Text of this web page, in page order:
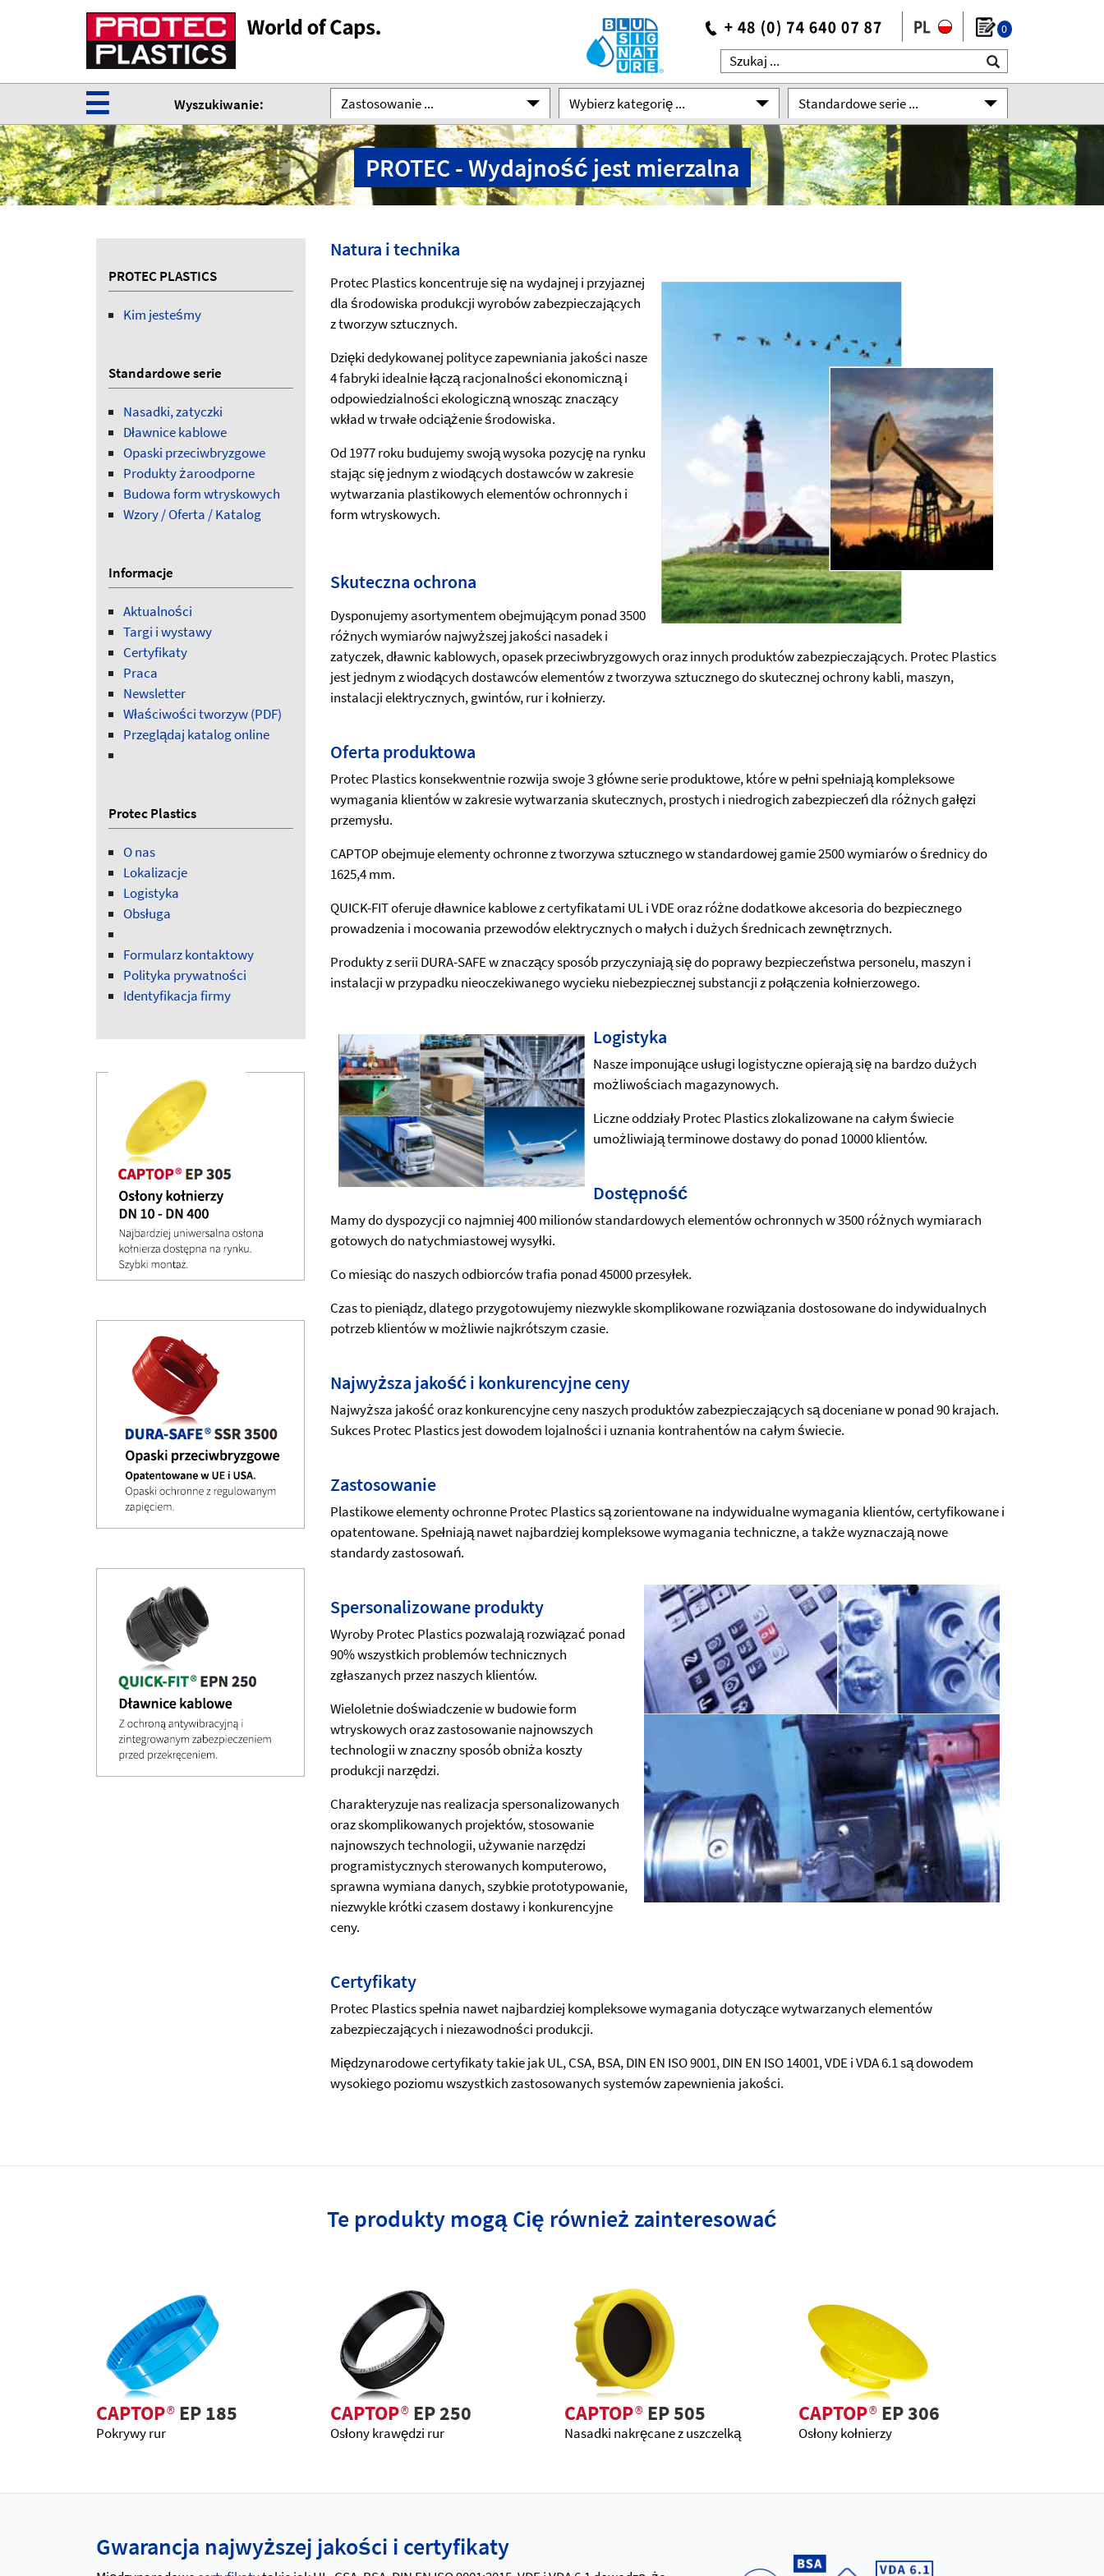
0
☰ Wyszukiwanie: Zastosowanie ... Wybierz kategorię ... Standardowe serie ...
PROTEC - Wydajność jest mierzalna
PROTEC PLASTICS
Kim jesteśmy
Standardowe serie
Nasadki, zatyczki
Dławnice kablowe
Opaski przeciwbryzgowe
Produkty żaroodporne
Budowa form wtryskowych
Wzory / Oferta / Katalog
Informacje
Aktualności
Targi i wystawy
Certyfikaty
Praca
Newsletter
Właściwości tworzyw (PDF)
Przeglądaj katalog online
Protec Plastics
O nas
Lokalizacje
Logistyka
Obsługa
Formularz kontaktowy
Polityka prywatności
Identyfikacja firmy
Natura i technika
Protec Plastics koncentruje się na wydajnej i przyjaznej
dla środowiska produkcji wyrobów zabezpieczających
z tworzyw sztucznych.
Dzięki dedykowanej polityce zapewniania jakości nasze
4 fabryki idealnie łączą racjonalności ekonomiczną i
odpowiedzialności ekologiczną wnosząc znaczący
wkład w trwałe odciążenie środowiska.
Od 1977 roku budujemy swoją wysoka pozycję na rynku
stając się jednym z wiodących dostawców w zakresie
wytwarzania plastikowych elementów ochronnych i
form wtryskowych.
Skuteczna ochrona
Dysponujemy asortymentem obejmującym ponad 3500
różnych wymiarów najwyższej jakości nasadek i
zatyczek, dławnic kablowych, opasek przeciwbryzgowych oraz innych produktów zabezpieczających. Protec Plastics
jest jednym z wiodących dostawców elementów z tworzywa sztucznego do skutecznej ochrony kabli, maszyn,
instalacji elektrycznych, gwintów, rur i kołnierzy.
Oferta produktowa
Protec Plastics konsekwentnie rozwija swoje 3 główne serie produktowe, które w pełni spełniają kompleksowe
wymagania klientów w zakresie wytwarzania skutecznych, prostych i niedrogich zabezpieczeń dla różnych gałęzi
przemysłu.
CAPTOP obejmuje elementy ochronne z tworzywa sztucznego w standardowej gamie 2500 wymiarów o średnicy do
1625,4 mm.
QUICK-FIT oferuje dławnice kablowe z certyfikatami UL i VDE oraz różne dodatkowe akcesoria do bezpiecznego
prowadzenia i mocowania przewodów elektrycznych o małych i dużych średnicach zewnętrznych.
Produkty z serii DURA-SAFE w znaczący sposób przyczyniają się do poprawy bezpieczeństwa personelu, maszyn i
instalacji w przypadku nieoczekiwanego wycieku niebezpiecznej substancji z połączenia kołnierzowego.
Logistyka
Nasze imponujące usługi logistyczne opierają się na bardzo dużych
możliwościach magazynowych.
Liczne oddziały Protec Plastics zlokalizowane na całym świecie
umożliwiają terminowe dostawy do ponad 10000 klientów.
Dostępność
Mamy do dyspozycji co najmniej 400 milionów standardowych elementów ochronnych w 3500 różnych wymiarach
gotowych do natychmiastowej wysyłki.
Co miesiąc do naszych odbiorców trafia ponad 45000 przesyłek.
Czas to pieniądz, dlatego przygotowujemy niezwykle skomplikowane rozwiązania dostosowane do indywidualnych
potrzeb klientów w możliwie najkrótszym czasie.
Najwyższa jakość i konkurencyjne ceny
Najwyższa jakość oraz konkurencyjne ceny naszych produktów zabezpieczających są doceniane w ponad 90 krajach.
Sukces Protec Plastics jest dowodem lojalności i uznania kontrahentów na całym świecie.
Zastosowanie
Plastikowe elementy ochronne Protec Plastics są zorientowane na indywidualne wymagania klientów, certyfikowane i
opatentowane. Spełniają nawet najbardziej kompleksowe wymagania techniczne, a także wyznaczają nowe
standardy zastosowań.
Spersonalizowane produkty
Wyroby Protec Plastics pozwalają rozwiązać ponad
90% wszystkich problemów technicznych
zgłaszanych przez naszych klientów.
Wieloletnie doświadczenie w budowie form
wtryskowych oraz zastosowanie najnowszych
technologii w znaczny sposób obniża koszty
produkcji narzędzi.
Charakteryzuje nas realizacja spersonalizowanych
oraz skomplikowanych projektów, stosowanie
najnowszych technologii, używanie narzędzi
programistycznych sterowanych komputerowo,
sprawna wymiana danych, szybkie prototypowanie,
niezwykle krótki czasem dostawy i konkurencyjne
ceny.
Certyfikaty
Protec Plastics spełnia nawet najbardziej kompleksowe wymagania dotyczące wytwarzanych elementów
zabezpieczających i niezawodności produkcji.
Międzynarodowe certyfikaty takie jak UL, CSA, BSA, DIN EN ISO 9001, DIN EN ISO 14001, VDE i VDA 6.1 są dowodem
wysokiego poziomu wszystkich zastosowanych systemów zapewnienia jakości.
Te produkty mogą Cię również zainteresować
CAPTOP®EP 185
Pokrywy rur
CAPTOP®EP 250
Osłony krawędzi rur
CAPTOP®EP 505
Nasadki nakręcane z uszczelką
CAPTOP®EP 306
Osłony kołnierzy
Gwarancja najwyższej jakości i certyfikaty